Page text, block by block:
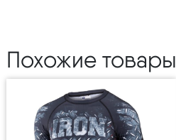
Похожие товары